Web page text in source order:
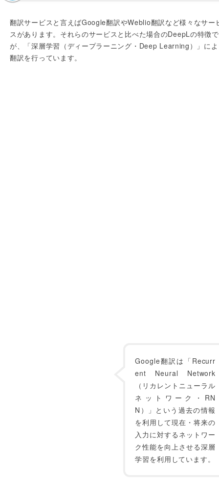
翻訳サービスと言えばGoogle翻訳やWeblio翻訳など様々なサー
スがあります。それらのサービスと比べた場合のDeepLの特徴
が、「深層学習（ディープラーニング・Deep Learning）」に
翻訳を行っています。
Google翻訳は「Recurr
ent Neural Network
（リカレントニューラル
ネットワーク・RN
N）」という過去の情報
を利用して現在・将来の
入力に対するネットワー
ク性能を向上させる深層
学習を利用しています。